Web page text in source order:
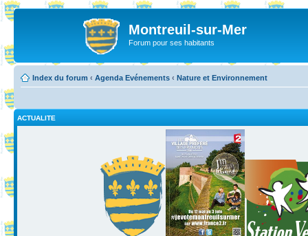
Montreuil-sur-Mer
Forum pour ses habitants
Index du forum ‹ Agenda Evénements ‹ Nature et Environnement
ACTUALITE